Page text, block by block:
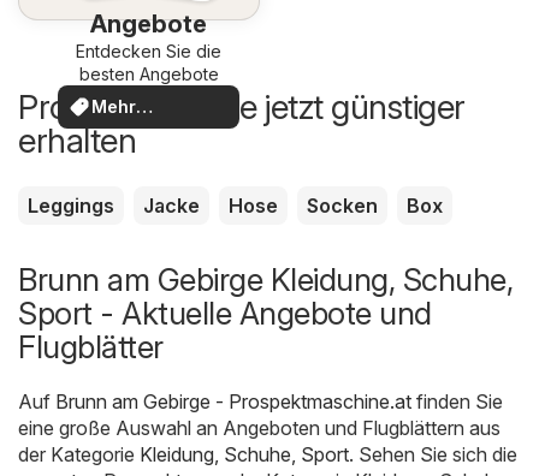
Angebote
Entdecken Sie die
besten Angebote
Mehr
entdecken
Produkte, die Sie jetzt günstiger
erhalten
Leggings Jacke Hose Socken Box
Brunn am Gebirge Kleidung, Schuhe,
Sport - Aktuelle Angebote und
Flugblätter
Auf Brunn am Gebirge - Prospektmaschine.at finden Sie
eine große Auswahl an Angeboten und Flugblättern aus
der Kategorie Kleidung, Schuhe, Sport. Sehen Sie sich die